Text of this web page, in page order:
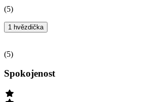
(5)
1 hvězdička
(5)
Spokojenost